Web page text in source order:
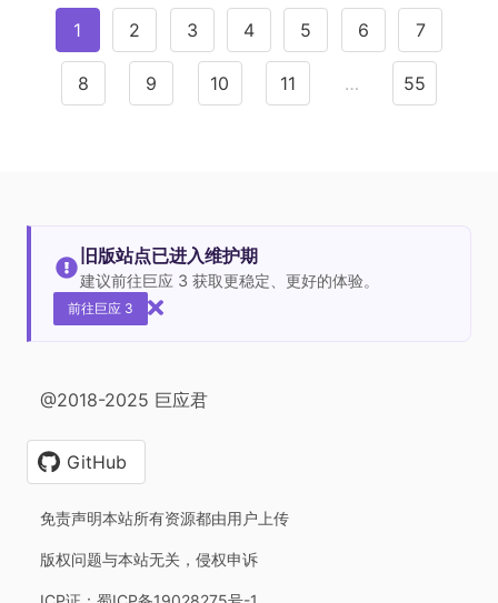
1 2 3 4 5 6 7
8 9 10 11 … 55
旧版站点已进入维护期
建议前往巨应 3 获取更稳定、更好的体验。
前往巨应 3
@2018-2025 巨应君
GitHub
免责声明本站所有资源都由用户上传
版权问题与本站无关，侵权申诉